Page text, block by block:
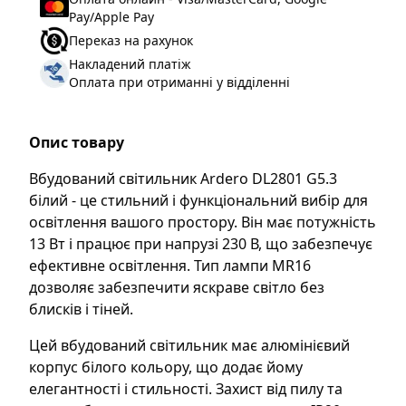
Pay/Apple Pay
Переказ на рахунок
Накладений платіж
Оплата при отриманні у відділенні
Опис товару
Вбудований світильник Ardero DL2801 G5.3
білий - це стильний і функціональний вибір для
освітлення вашого простору. Він має потужність
13 Вт і працює при напрузі 230 В, що забезпечує
ефективне освітлення. Тип лампи MR16
дозволяє забезпечити яскраве світло без
блисків і тіней.
Цей вбудований світильник має алюмінієвий
корпус білого кольору, що додає йому
елегантності і стильності. Захист від пилу та